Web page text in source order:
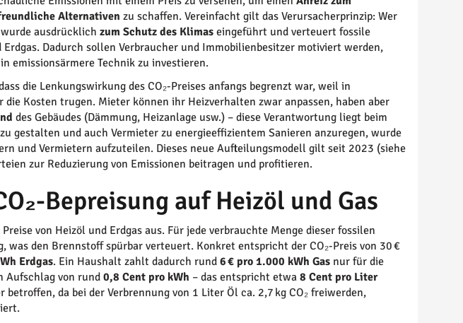
Alternativen zu schaffen. Vereinfacht gilt das Verursacherprinzip: Wer
wurde ausdrücklichzum Schutz des Klimas eingeführt und verteuert fossile
Dadurch sollen Verbraucher und Immobilienbesitzer motiviert werden,
emissionsärmere Technik zu investieren.
die Lenkungswirkung des CO₂-Preises anfangs begrenzt war, weil in
Kosten trugen. Mieter können ihr Heizverhalten zwar anpassen, haben aber
des Gebäudes (Dämmung, Heizanlage usw.) – diese Verantwortung liegt beim
gestalten und auch Vermieter zu energieeffizientem Sanieren anzuregen, wurde
und Vermietern aufzuteilen. Dieses neue Aufteilungsmodell gilt seit 2023 (siehe
zur Reduzierung von Emissionen beitragen und profitieren.
Bepreisung auf Heizöl und Gas
von Heizöl und Erdgas aus. Für jede verbrauchte Menge dieser fossilen
was den Brennstoff spürbar verteuert. Konkret entspricht der CO₂-Preis von 30 €
Erdgas. Ein Haushalt zahlt dadurch rund6 € pro 1.000 kWh Gas nur für die
Aufschlag von rund0,8 Cent pro kWh – das entspricht etwa8 Cent pro Liter
da bei der Verbrennung von 1 Liter Öl ca. 2,7 kg CO₂ freiwerden,